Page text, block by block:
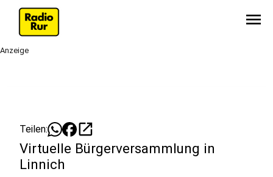
menu
Anzeige
Teilen: open_in_new
Virtuelle Bürgerversammlung in
Linnich